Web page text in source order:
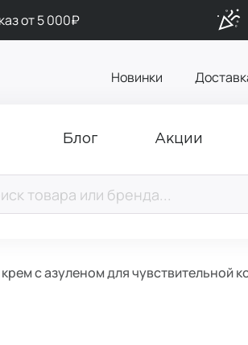
от 5 000₽
Новинки
Блог Акции
с азуленом для чувствительной